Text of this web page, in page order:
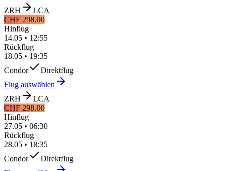
ZRH
LCA
CHF 298.00
Hinflug
14.05 • 12:55
Rückflug
18.05 • 19:35
Condor
Direktflug
Flug auswählen
ZRH
LCA
CHF 298.00
Hinflug
27.05 • 06:30
Rückflug
28.05 • 18:35
Condor
Direktflug